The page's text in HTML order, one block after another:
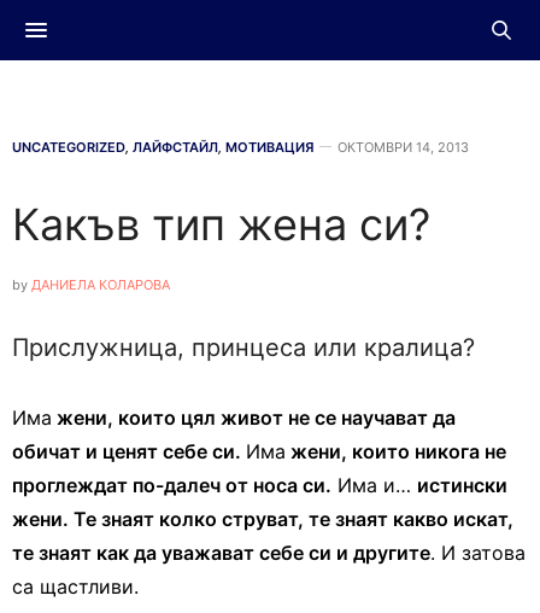
UNCATEGORIZED, ЛАЙФСТАЙЛ, МОТИВАЦИЯ ОКТОМВРИ 14, 2013
Какъв тип жена си?
by ДАНИЕЛА КОЛАРОВА
Прислужница, принцеса или кралица?
Има жени, които цял живот не се научават да
обичат и ценят себе си. Има жени, които никога не
проглеждат по-далеч от носа си. Има и… истински
жени. Те знаят колко струват, те знаят какво искат,
те знаят как да уважават себе си и другите. И затова
са щастливи.